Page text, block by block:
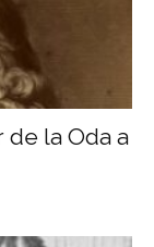
de la Oda a